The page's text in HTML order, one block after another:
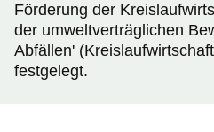
Förderung der
der umweltverträglichen
Abfällen'
festgelegt.